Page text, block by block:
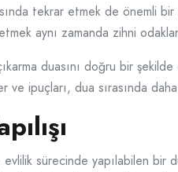
tekrar etmek de önemli
aynı zamanda zihni
duasını doğru bir
ve ipuçları, dua sırasında
evlilik sürecinde yapılabilen bir